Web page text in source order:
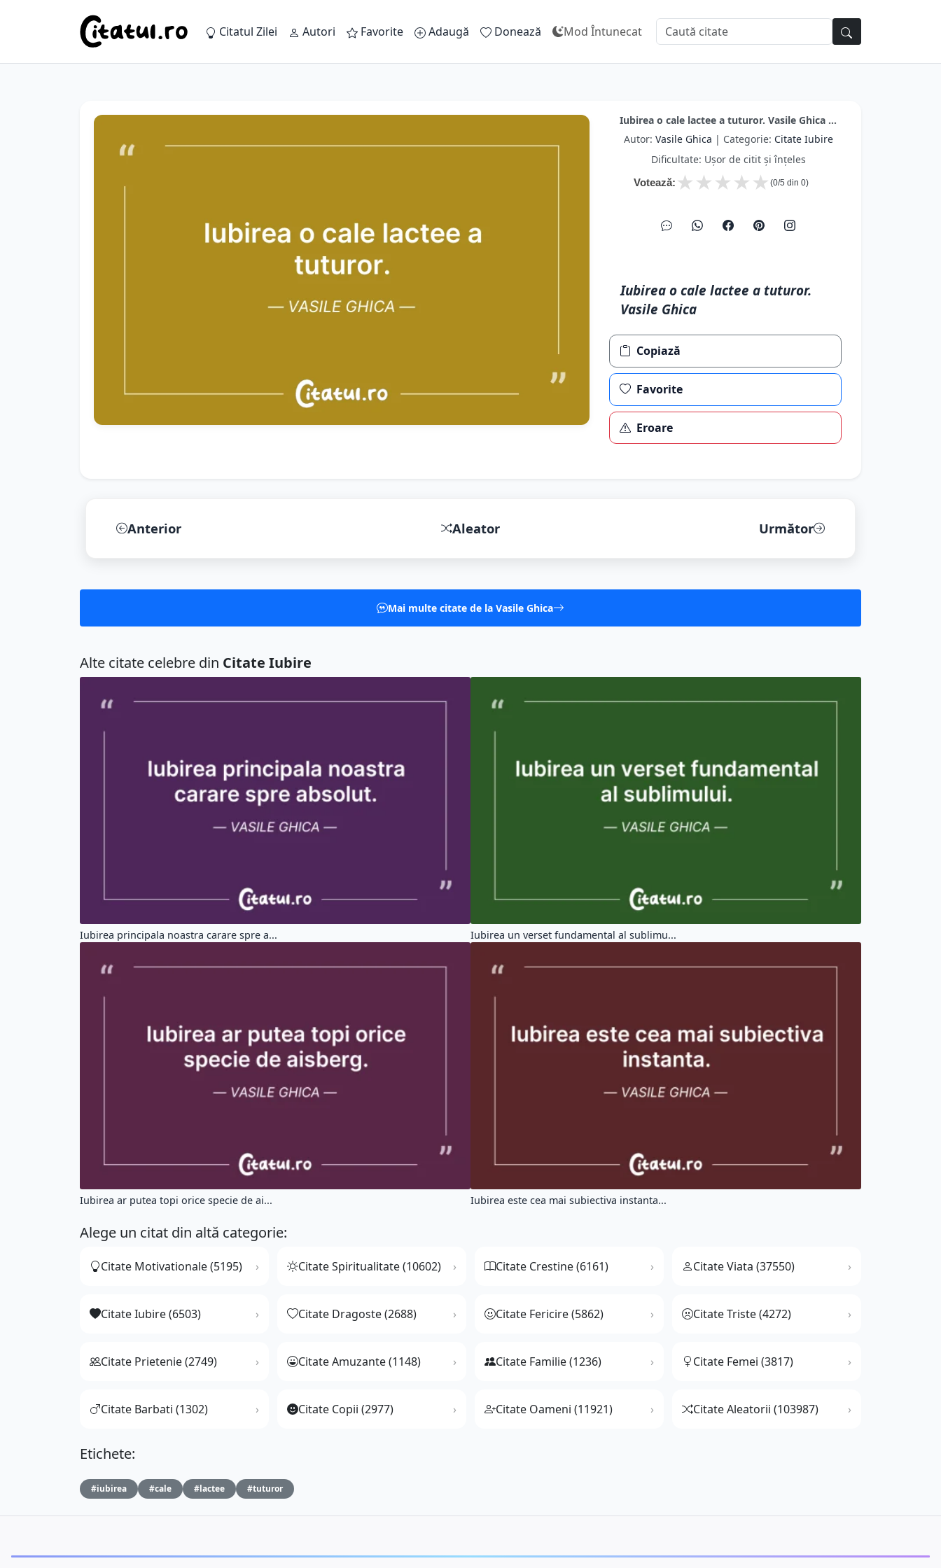
Citatul Zilei Autori Favorite Adaugă Donează Mod Întunecat
Iubirea o cale lactee a tuturor. Vasile Ghica ...
Autor: Vasile Ghica | Categorie: Citate Iubire
Dificultate: Ușor de citit și înțeles
Votează: ★
★
★
★
★ (0/5 din 0)
Iubirea o cale lactee a tuturor.
Vasile Ghica
Copiază
Favorite
Eroare
Anterior Aleator Următor
Mai multe citate de la Vasile Ghica
Alte citate celebre din Citate Iubire
Iubirea principala noastra carare spre a... Iubirea un verset fundamental al sublimu...
Iubirea ar putea topi orice specie de ai... Iubirea este cea mai subiectiva instanta...
Alege un citat din altă categorie:
Citate Motivationale (5195) Citate Spiritualitate (10602) Citate Crestine (6161) Citate Viata (37550)
Citate Iubire (6503) Citate Dragoste (2688) Citate Fericire (5862) Citate Triste (4272)
Citate Prietenie (2749) Citate Amuzante (1148) Citate Familie (1236) Citate Femei (3817)
Citate Barbati (1302) Citate Copii (2977) Citate Oameni (11921) Citate Aleatorii (103987)
Etichete:
#iubirea #cale #lactee #tuturor